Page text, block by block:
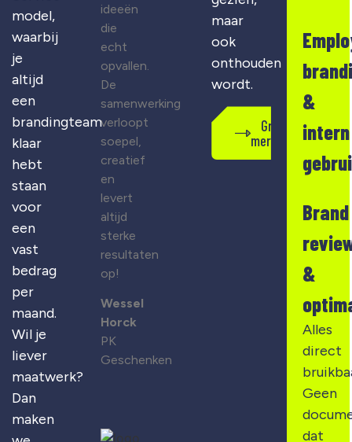
model,
waarbij
je
altijd
een
brandingteam
klaar
hebt
staan
voor
een
vast
bedrag
per
maand.
Wil je
liever
maatwerk?
Dan
maken
ideeën
die
echt
opvallen.
De
samenwerking
verloopt
soepel,
creatief
en
levert
altijd
sterke
resultaten
op!
Wessel
Horck
PK
Geschenken
maar
ook
onthouden
wordt.
Gratis
merkscan
&
intern
Brand
&
Alles
direct
Geen
dat